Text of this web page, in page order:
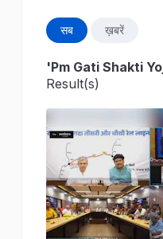
सब ख़बरें
'Pm Gati Shakti
Result(s)